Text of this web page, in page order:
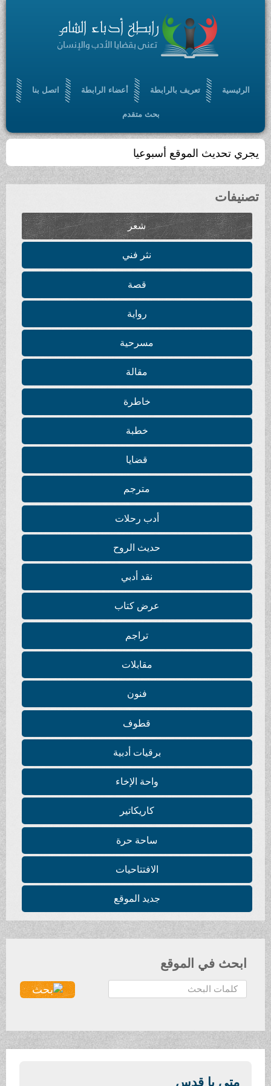
الرئيسية تعريف بالرابطة أعضاء الرابطة اتصل بنا
بحث متقدم
يجري تحديث الموقع أسبوعيا
تصنيفات
شعر
نثر فني
قصة
رواية
مسرحية
مقالة
خاطرة
خطبة
قضايا
مترجم
أدب رحلات
حديث الروح
نقد أدبي
عرض كتاب
تراجم
مقابلات
فنون
قطوف
برقيات أدبية
واحة الإخاء
كاريكاتير
ساحة حرة
الافتتاحيات
جديد الموقع
ابحث في الموقع
ح
ث
متى يا قدس